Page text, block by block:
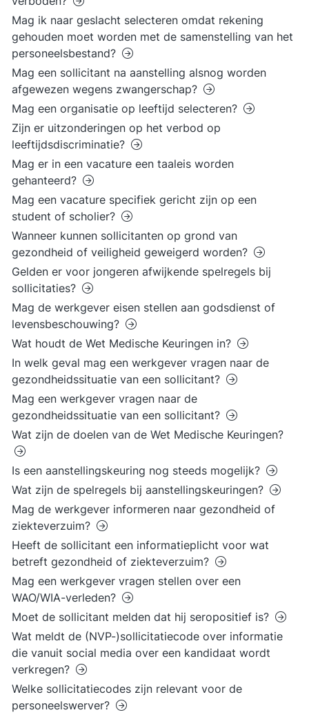
Mag ik naar geslacht selecteren omdat rekening
gehouden moet worden met de samenstelling van het
personeelsbestand?
Mag een sollicitant na aanstelling alsnog worden
afgewezen wegens zwangerschap?
Mag een organisatie op leeftijd selecteren?
Zijn er uitzonderingen op het verbod op
leeftijdsdiscriminatie?
Mag er in een vacature een taaleis worden
gehanteerd?
Mag een vacature specifiek gericht zijn op een
student of scholier?
Wanneer kunnen sollicitanten op grond van
gezondheid of veiligheid geweigerd worden?
Gelden er voor jongeren afwijkende spelregels bij
sollicitaties?
Mag de werkgever eisen stellen aan godsdienst of
levensbeschouwing?
Wat houdt de Wet Medische Keuringen in?
In welk geval mag een werkgever vragen naar de
gezondheidssituatie van een sollicitant?
Mag een werkgever vragen naar de
gezondheidssituatie van een sollicitant?
Wat zijn de doelen van de Wet Medische Keuringen?
Is een aanstellingskeuring nog steeds mogelijk?
Wat zijn de spelregels bij aanstellingskeuringen?
Mag de werkgever informeren naar gezondheid of
ziekteverzuim?
Heeft de sollicitant een informatieplicht voor wat
betreft gezondheid of ziekteverzuim?
Mag een werkgever vragen stellen over een
WAO/WIA-verleden?
Moet de sollicitant melden dat hij seropositief is?
Wat meldt de (NVP-)sollicitatiecode over informatie
die vanuit social media over een kandidaat wordt
verkregen?
Welke sollicitatiecodes zijn relevant voor de
personeelswerver?